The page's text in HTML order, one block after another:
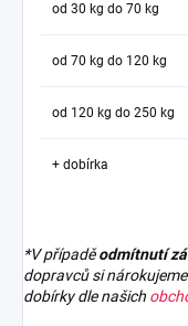
od 30 kg do 70 kg
od 70 kg do 120 kg
od 120 kg do 250 kg
+ dobírka
*V případěodmítnutí
dopravců si
dobírky dle našich